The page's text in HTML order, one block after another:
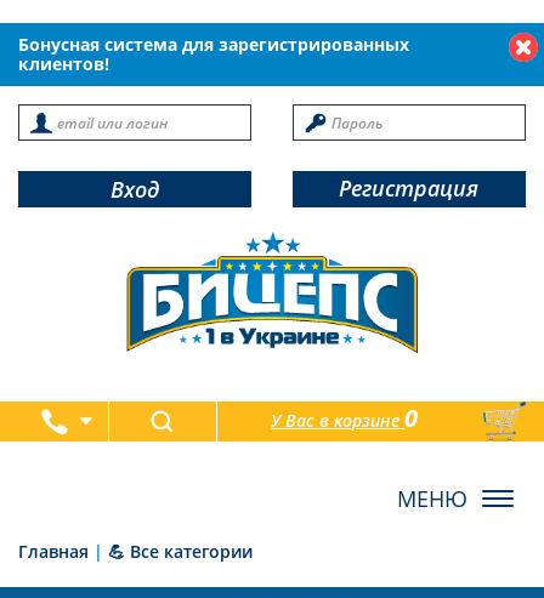
Бонусная система для зарегистрированных
клиентов!
Вход Регистрация
У Вас в корзине0
товаров
Главная | 💪 Все категории